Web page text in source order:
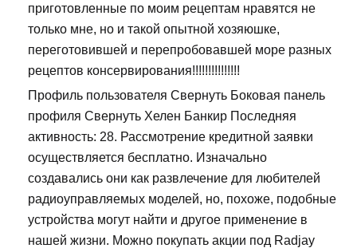
приготовленные по моим рецептам нравятся не
только мне, но и такой опытной хозяюшке,
переготовившей и перепробовавшей море разных
рецептов консервирования!!!!!!!!!!!!!!!
Профиль пользователя Свернуть Боковая панель
профиля Свернуть Хелен Банкир Последняя
активность: 28. Рассмотрение кредитной заявки
осуществляется бесплатно. Изначально
создавались они как развлечение для любителей
радиоуправляемых моделей, но, похоже, подобные
устройства могут найти и другое применение в
нашей жизни. Можно покупать акции под Radjay